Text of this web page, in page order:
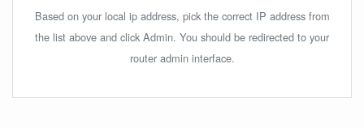
Based on your local ip address, pick the correct IP address from
the list above and click Admin. You should be redirected to your
router admin interface.